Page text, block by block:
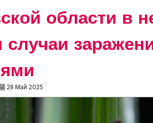
области в
28 Май 2025